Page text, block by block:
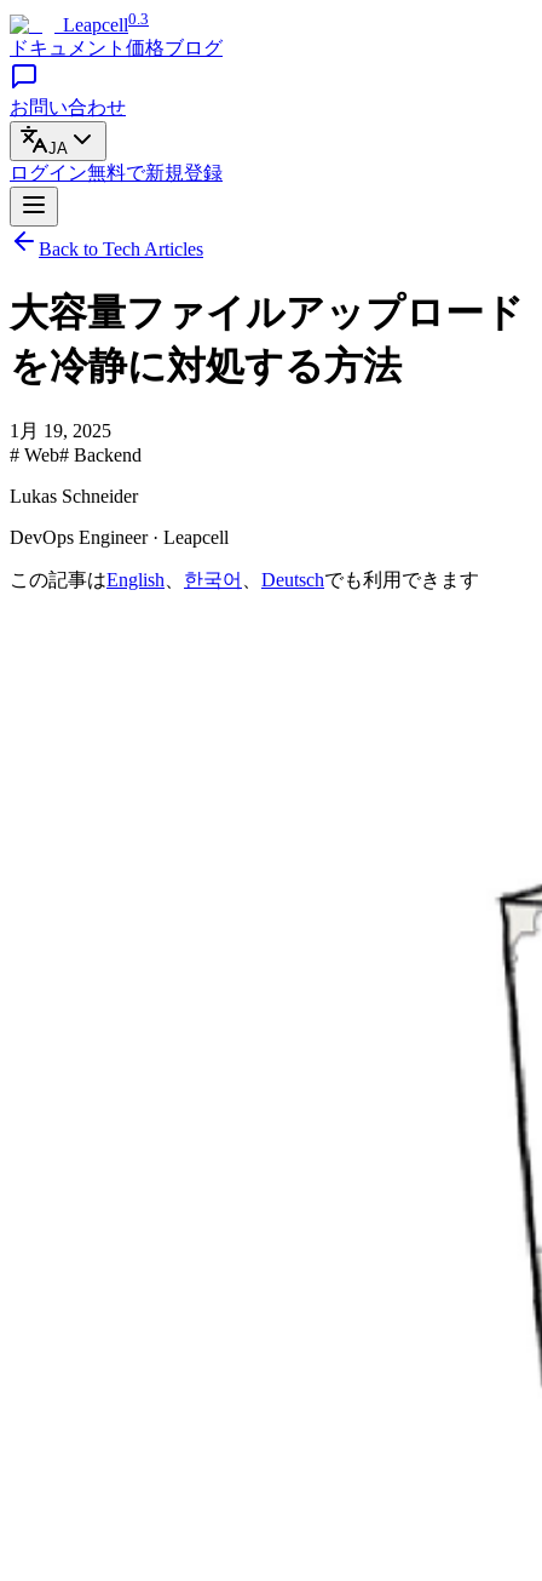
Leapcell0.3
ドキュメント 価格ブログ
お問い合わせ
JA
ログイン無料で新規登録
Back to Tech Articles
大容量ファイルアップロード
を冷静に対処する方法
1月 19, 2025
# Web# Backend
Lukas Schneider
DevOps Engineer · Leapcell
この記事はEnglish 한국어 Deutschでも利用できます